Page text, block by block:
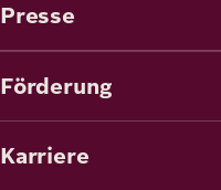
Presse
Förderung
Karriere